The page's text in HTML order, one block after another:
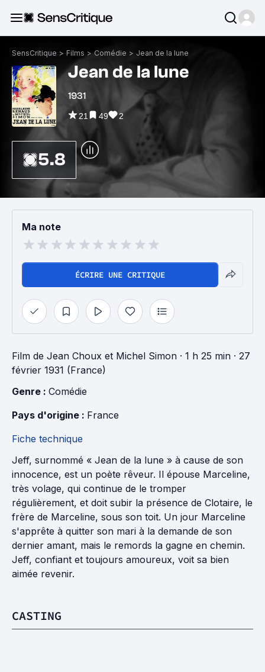
SensCritique > Films > Comédie > Jean de la lune
Jean de la lune
1931
21 49 2
5.8
Ma note
ÉCRIRE UNE CRITIQUE
Film de Jean Choux et Michel Simon · 1 h 25 min · 27
février 1931 (France)
Genre : Comédie
Pays d'origine : France
Fiche technique
Jeff, surnommé « Jean de la lune » à cause de son
innocence, est un poète rêveur. Il épouse Marceline,
très volage, qui continue de le tromper
régulièrement, et doit subir la présence de Clotaire, le
frère de Marceline, sous son toit. Un jour Marceline
s'apprête à quitter son mari à la demande de son
dernier amant, mais le remords la gagne en chemin.
Jeff, confiant et toujours amoureux, voit sa bien
aimée revenir.
CASTING